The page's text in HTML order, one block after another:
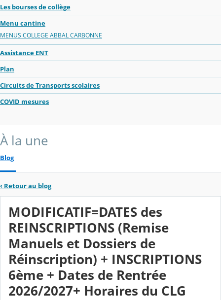
Les bourses de collège
Menu cantine
MENUS COLLEGE ABBAL CARBONNE
Assistance ENT
Plan
Circuits de Transports scolaires
COVID mesures
À la une
Blog
‹ Retour au blog
MODIFICATIF=DATES des
REINSCRIPTIONS (Remise
Manuels et Dossiers de
Réinscription) + INSCRIPTIONS
6ème + Dates de Rentrée
2026/2027+ Horaires du CLG